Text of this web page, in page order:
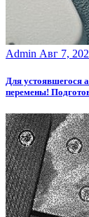
Admin Авг 7,
Для устоявшегося
перемены!